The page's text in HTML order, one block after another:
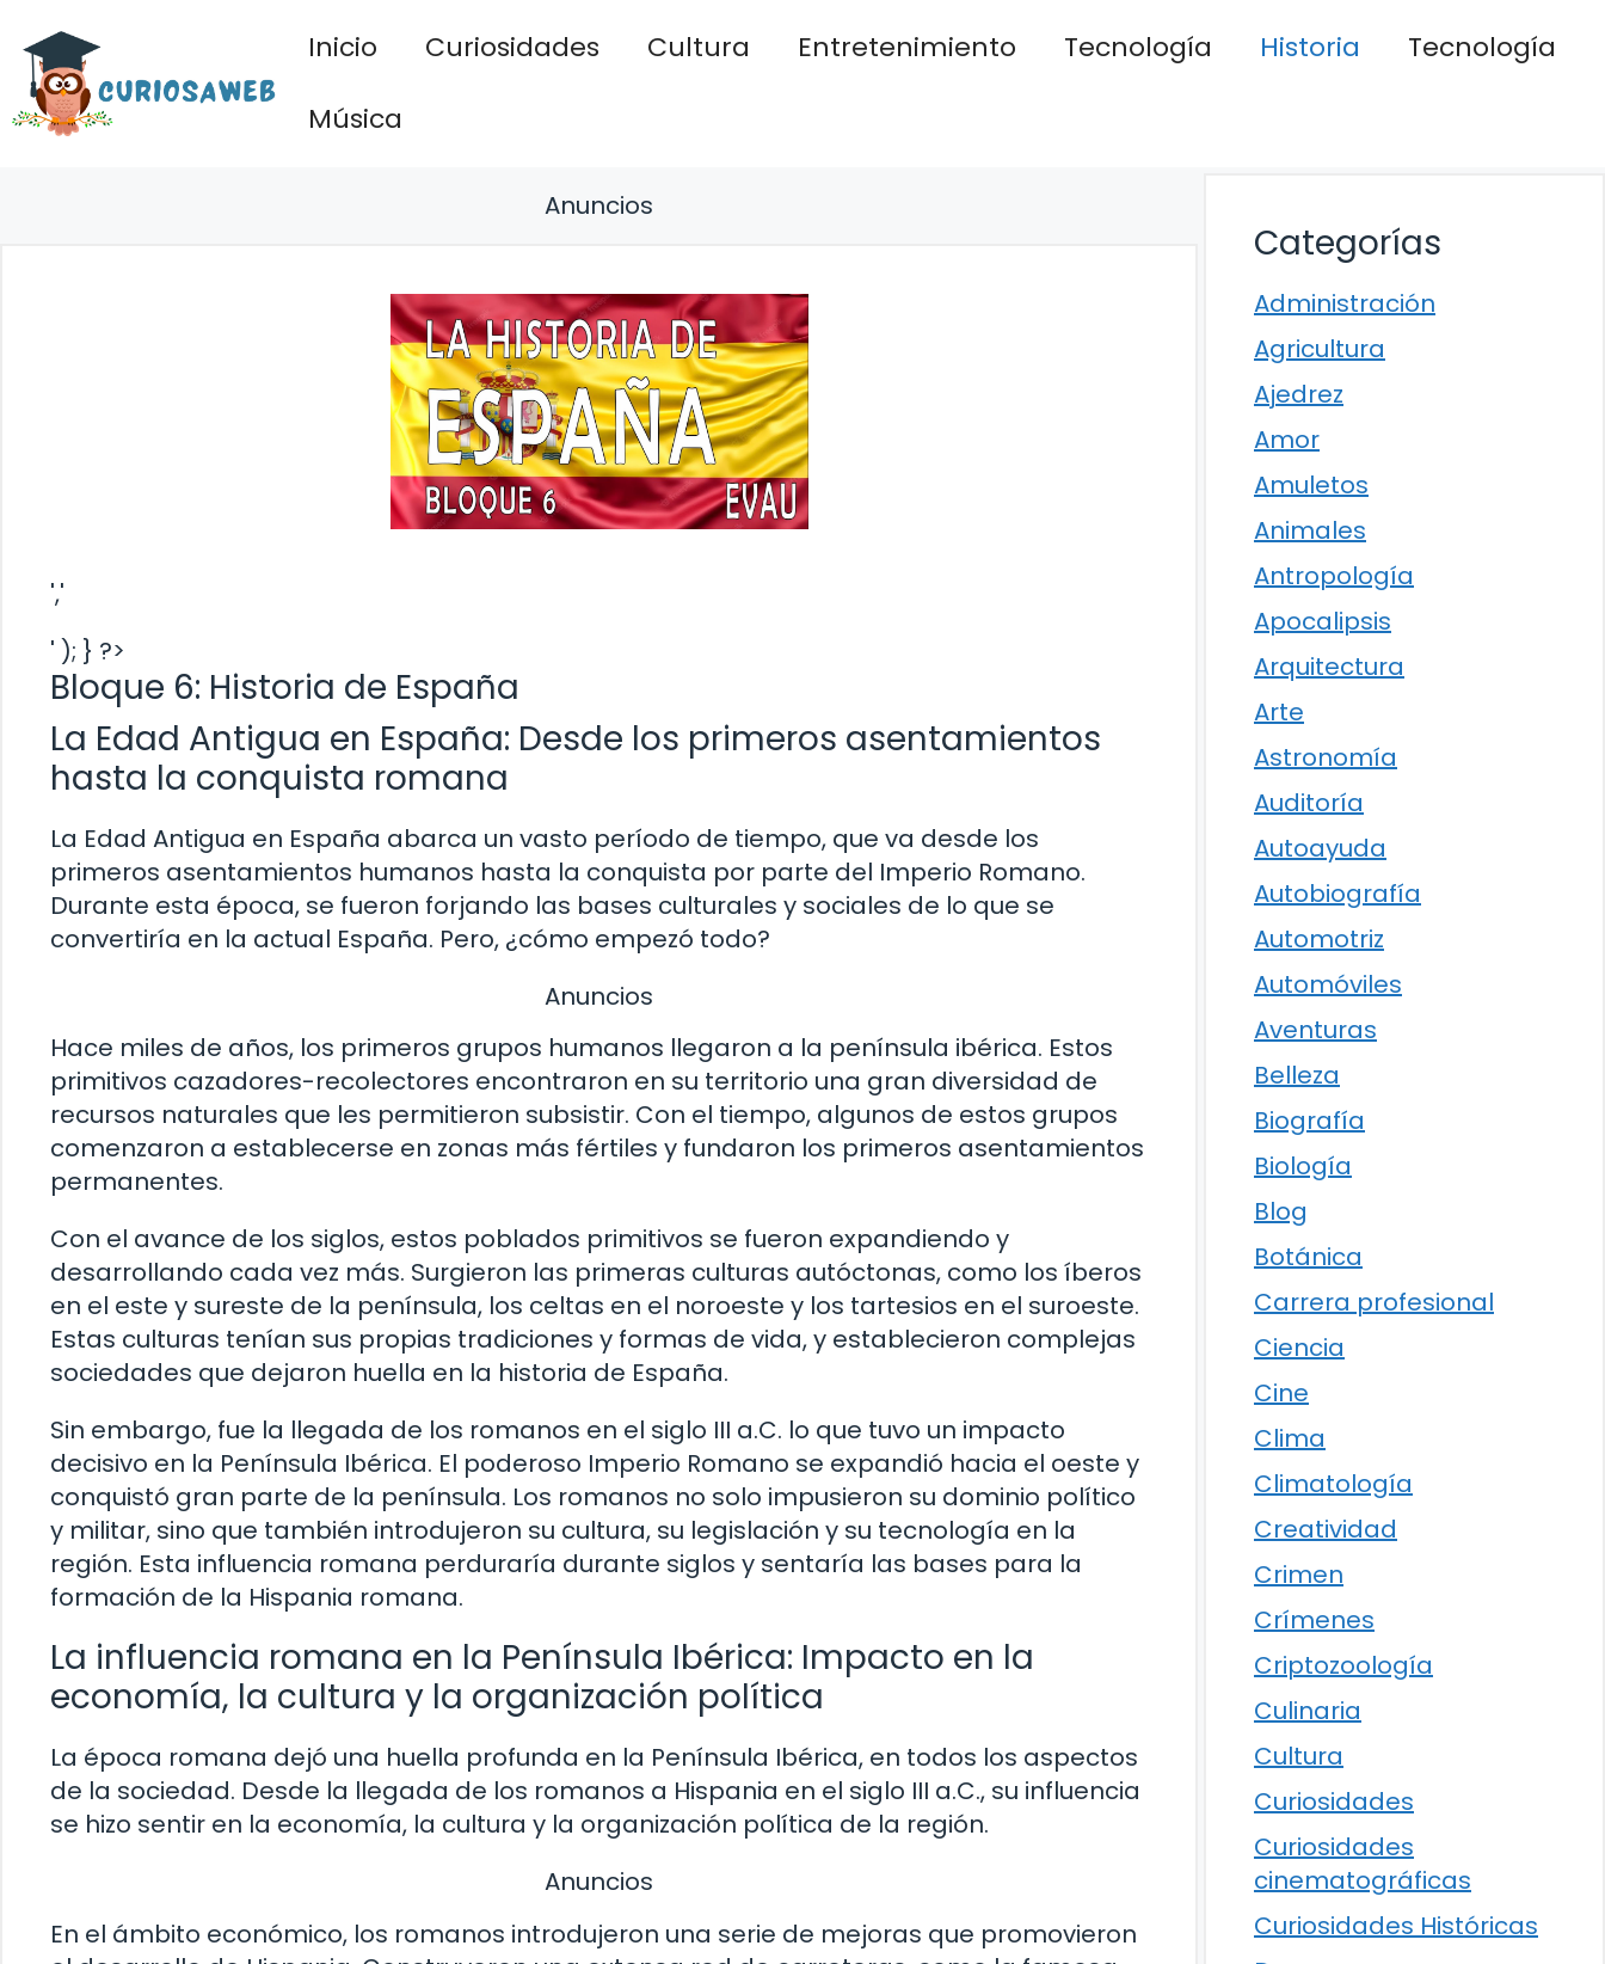
contenido
Inicio Curiosidades Cultura Entretenimiento Tecnología Historia
Tecnología
Música
Anuncios
','
' ); } ?>
Bloque 6: Historia de España
La Edad Antigua en España: Desde los primeros asentamientos
hasta la conquista romana
La Edad Antigua en España abarca un vasto período de tiempo, que va desde los
primeros asentamientos humanos hasta la conquista por parte del Imperio Romano.
Durante esta época, se fueron forjando las bases culturales y sociales de lo que se
convertiría en la actual España. Pero, ¿cómo empezó todo?
Anuncios
Hace miles de años, los primeros grupos humanos llegaron a la península ibérica. Estos
primitivos cazadores-recolectores encontraron en su territorio una gran diversidad de
recursos naturales que les permitieron subsistir. Con el tiempo, algunos de estos grupos
comenzaron a establecerse en zonas más fértiles y fundaron los primeros asentamientos
permanentes.
Con el avance de los siglos, estos poblados primitivos se fueron expandiendo y
desarrollando cada vez más. Surgieron las primeras culturas autóctonas, como los íberos
en el este y sureste de la península, los celtas en el noroeste y los tartesios en el suroeste.
Estas culturas tenían sus propias tradiciones y formas de vida, y establecieron complejas
sociedades que dejaron huella en la historia de España.
Sin embargo, fue la llegada de los romanos en el siglo III a.C. lo que tuvo un impacto
decisivo en la Península Ibérica. El poderoso Imperio Romano se expandió hacia el oeste y
conquistó gran parte de la península. Los romanos no solo impusieron su dominio político
y militar, sino que también introdujeron su cultura, su legislación y su tecnología en la
región. Esta influencia romana perduraría durante siglos y sentaría las bases para la
formación de la Hispania romana.
La influencia romana en la Península Ibérica: Impacto en la
economía, la cultura y la organización política
La época romana dejó una huella profunda en la Península Ibérica, en todos los aspectos
de la sociedad. Desde la llegada de los romanos a Hispania en el siglo III a.C., su influencia
se hizo sentir en la economía, la cultura y la organización política de la región.
Anuncios
En el ámbito económico, los romanos introdujeron una serie de mejoras que promovieron
Categorías
Administración
Agricultura
Ajedrez
Amor
Amuletos
Animales
Antropología
Apocalipsis
Arquitectura
Arte
Astronomía
Auditoría
Autoayuda
Autobiografía
Automotriz
Automóviles
Aventuras
Belleza
Biografía
Biología
Blog
Botánica
Carrera profesional
Ciencia
Cine
Clima
Climatología
Creatividad
Crimen
Crímenes
Criptozoología
Culinaria
Cultura
Curiosidades
Curiosidades
cinematográficas
Curiosidades Históricas